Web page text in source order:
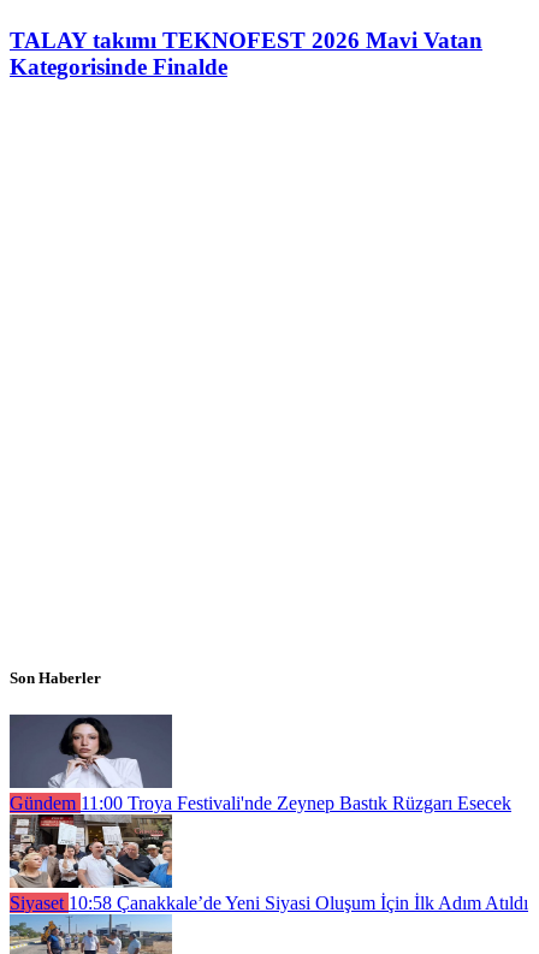
TALAY takımı TEKNOFEST 2026 Mavi Vatan
Kategorisinde Finalde
Son Haberler
Gündem 11:00 Troya Festivali'nde Zeynep Bastık Rüzgarı Esecek
Siyaset 10:58 Çanakkale’de Yeni Siyasi Oluşum İçin İlk Adım Atıldı